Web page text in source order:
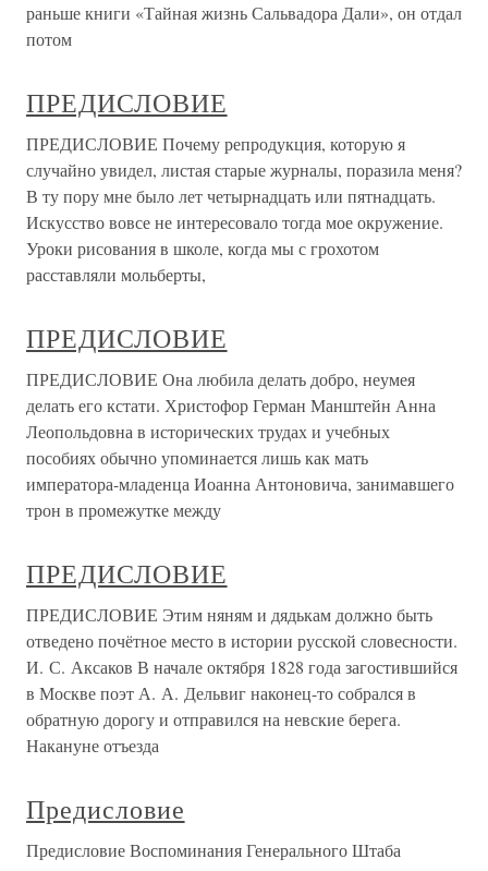
раньше книги «Тайная жизнь Сальвадора Дали», он отдал
потом
ПРЕДИСЛОВИЕ
ПРЕДИСЛОВИЕ Почему репродукция, которую я
случайно увидел, листая старые журналы, поразила меня?
В ту пору мне было лет четырнадцать или пятнадцать.
Искусство вовсе не интересовало тогда мое окружение.
Уроки рисования в школе, когда мы с грохотом
расставляли мольберты,
ПРЕДИСЛОВИЕ
ПРЕДИСЛОВИЕ Она любила делать добро, неумея
делать его кстати. Христофор Герман Манштейн Анна
Леопольдовна в исторических трудах и учебных
пособиях обычно упоминается лишь как мать
императора-младенца Иоанна Антоновича, занимавшего
трон в промежутке между
ПРЕДИСЛОВИЕ
ПРЕДИСЛОВИЕ Этим няням и дядькам должно быть
отведено почётное место в истории русской словесности.
И. С. Аксаков В начале октября 1828 года загостившийся
в Москве поэт А. А. Дельвиг наконец-то собрался в
обратную дорогу и отправился на невские берега.
Накануне отъезда
Предисловие
Предисловие Воспоминания Генерального Штаба